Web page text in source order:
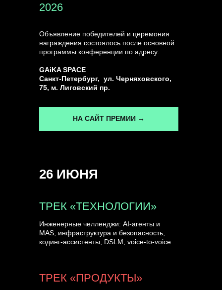
Объявление победителей и церемония
награждения состоялось после основной
программы конференции по адресу:
GAiKA SPACE
Санкт-Петербург, ул. Черняховского,
75, м. Лиговский пр.
2026
26 ИЮНЯ
ТРЕК «ПРОДУКТЫ»
Инженерные челленджи: AI-агенты и
MAS, инфраструктура и безопасность,
кодинг-ассистенты, DSLM, voice-to-voice
ТРЕК «ТЕХНОЛОГИИ»
НА САЙТ ПРЕМИИ →
ГЕНЕРАЛЬНЫЙ ИНФОПАРТНЕР
CONVERSATIONS